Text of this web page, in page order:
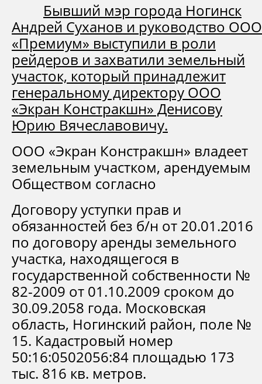
Бывший мэр города Ногинск
Андрей Суханов и руководство ООО
«Премиум» выступили в роли
рейдеров и захватили земельный
участок, который принадлежит
генеральному директору ООО
«Экран Констракшн» Денисову
Юрию Вячеславовичу.
ООО «Экран Констракшн» владеет
земельным участком, арендуемым
Обществом согласно
Договору уступки прав и
обязанностей без б/н от 20.01.2016
по договору аренды земельного
участка, находящегося в
государственной собственности №
82-2009 от 01.10.2009 сроком до
30.09.2058 года. Московская
область, Ногинский район, поле №
15. Кадастровый номер
50:16:0502056:84 площадью 173
тыс. 816 кв. метров.